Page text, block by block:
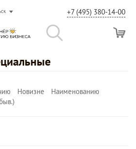
+7 (495) 380-14-00
Новизне
Наименованию